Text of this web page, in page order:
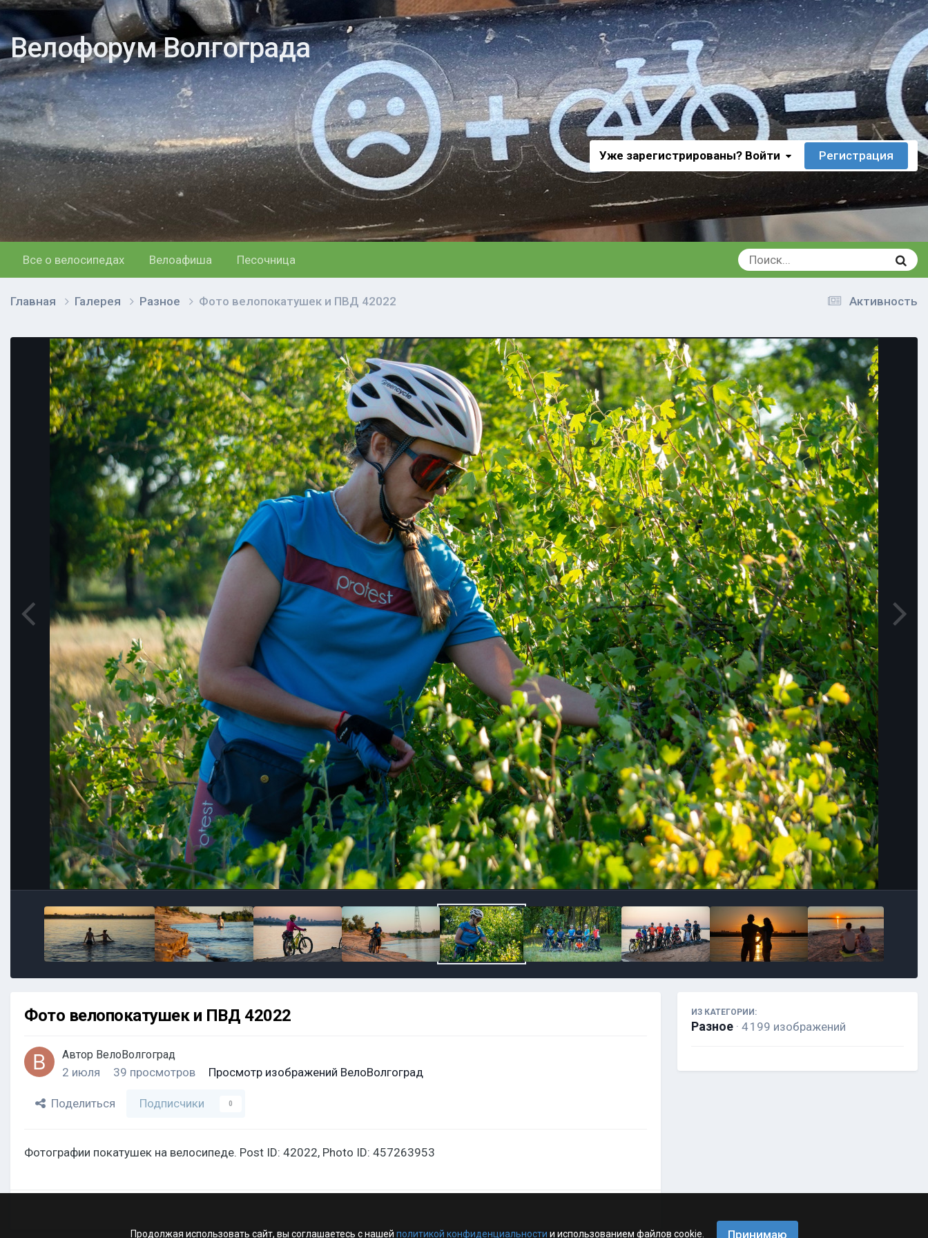
Велофорум Волгограда
Уже зарегистрированы? Войти Регистрация
Все о велосипедах Велоафиша Песочница
Активность
Главная Галерея Разное Фото велопокатушек и ПВД 42022
Фото велопокатушек и ПВД 42022
Автор ВелоВолгоград
2 июля 39 просмотров Просмотр изображений ВелоВолгоград
Поделиться Подписчики 0
Фотографии покатушек на велосипеде. Post ID: 42022, Photo ID: 457263953
ИЗ КАТЕГОРИИ:
Разное · 4 199 изображений
Продолжая использовать сайт, вы соглашаетесь с нашей политикой конфиденциальности и использованием файлов cookie. Принимаю